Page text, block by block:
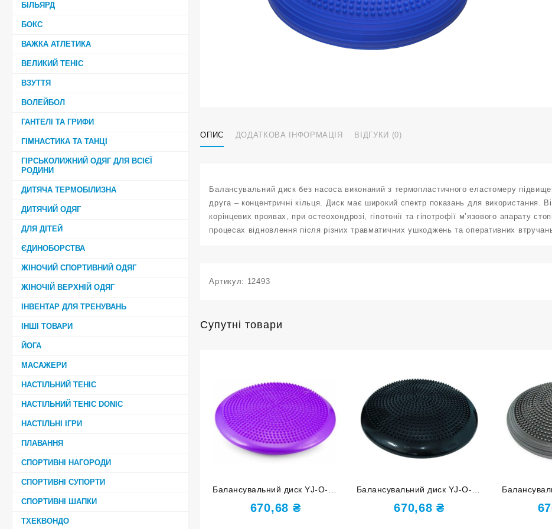
БІЛЬЯРД
БОКС
ВАЖКА АТЛЕТИКА
ВЕЛИКИЙ ТЕНІС
ВЗУТТЯ
ВОЛЕЙБОЛ
ГАНТЕЛІ ТА ГРИФИ
ГІМНАСТИКА ТА ТАНЦІ
ГІРСЬКОЛИЖНИЙ ОДЯГ ДЛЯ ВСІЄЇ
РОДИНИ
ДИТЯЧА ТЕРМОБІЛИЗНА
ДИТЯЧИЙ ОДЯГ
ДЛЯ ДІТЕЙ
ЄДИНОБОРСТВА
ЖІНОЧИЙ СПОРТИВНИЙ ОДЯГ
ЖІНОЧІЙ ВЕРХНІЙ ОДЯГ
ІНВЕНТАР ДЛЯ ТРЕНУВАНЬ
ІНШІ ТОВАРИ
ЙОГА
МАСАЖЕРИ
НАСТІЛЬНИЙ ТЕНІС
НАСТІЛЬНИЙ ТЕНІС DONIC
НАСТІЛЬНІ ІГРИ
ПЛАВАННЯ
СПОРТИВНІ НАГОРОДИ
СПОРТИВНІ СУПОРТИ
СПОРТИВНІ ШАПКИ
ТХЕКВОНДО
ОПИС ДОДАТКОВА ІНФОРМАЦІЯ ВІДГУКИ (0)
Балансувальний диск без насоса виконаний з термопластичного еластомеру
друга – концентричні кільця. Диск має широкий спектр показань для використання.
корінцевих проявах, при остеохондрозі, гіпотонії та гіпотрофії м’язового апарату
процесах відновлення після різних травматичних ушкоджень та оперативних
Артикул: 12493
Супутні товари
Балансувальний диск YJ-O-G-
Purple
670,68 ₴
Балансувальний диск YJ-O-G-
black
670,68₴